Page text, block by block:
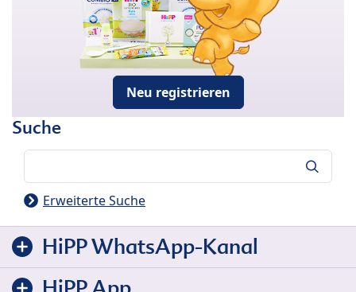
Neu registrieren
Suche
Erweiterte Suche
HiPP WhatsApp-Kanal